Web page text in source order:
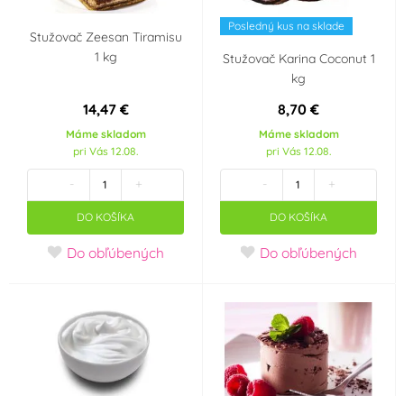
Vanilka (1) Třešeň, višeň
Pomeranč Malina (2)
Jahoda (5) Čokoláda (4)
Citron (2) Borůvka (1)
Neutrál (1)
Farba
Výrobce deklaruje
Bez geneticky
modifikovaných
Certified E-Friendly
Food (CEFF) -
Stužovač Zeesan Tiramisu
1 kg
14,47 €
Máme skladom
pri Vás 12.08.
- +
DO KOŠÍKA
Do obľúbených
Posledný kus na sklade
Stužovač Karina Coconut 1
kg
8,70 €
Máme skladom
pri Vás 12.08.
- +
DO KOŠÍKA
Do obľúbených